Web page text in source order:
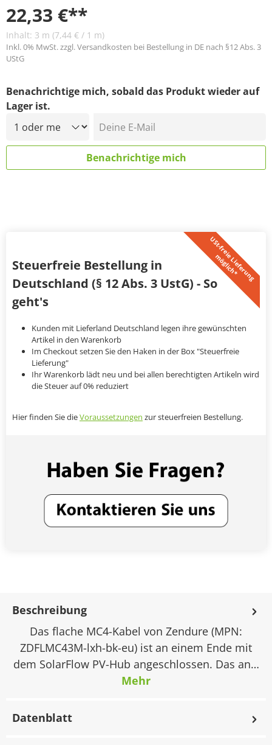
22,33 €**
Inhalt: 3 m (7,44 € / 1 m)
Inkl. 0% MwSt. zzgl. Versandkosten bei Bestellung in DE nach §12 Abs. 3
UStG
Benachrichtige mich, sobald das Produkt wieder auf
Lager ist.
Deine E-Mail
Benachrichtige mich
U
S
t
-
f
r
e
i
e
L
i
e
f
e
r
u
n
g
m
ö
g
l
i
c
h
*
Steuerfreie Bestellung in
Deutschland (§ 12 Abs. 3 UstG) - So
geht's
Kunden mit Lieferland Deutschland legen ihre gewünschten
Artikel in den Warenkorb
Im Checkout setzen Sie den Haken in der Box "Steuerfreie
Lieferung"
Ihr Warenkorb lädt neu und bei allen berechtigten Artikeln wird
die Steuer auf 0% reduziert
Hier finden Sie dieVoraussetzungen zur steuerfreien Bestellung.
Beschreibung
Das flache MC4-Kabel von Zendure (MPN:
ZDFLMC43M-lxh-bk-eu) ist an einem Ende mit
dem SolarFlow PV-Hub angeschlossen. Das an…
Mehr
Datenblatt